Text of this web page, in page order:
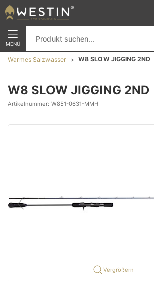
MENÜ
Warmes Salzwasser W8 SLOW JIGGING 2ND
W8 SLOW JIGGING 2ND
Artikelnummer: W851-0631-MMH
Vergrößern